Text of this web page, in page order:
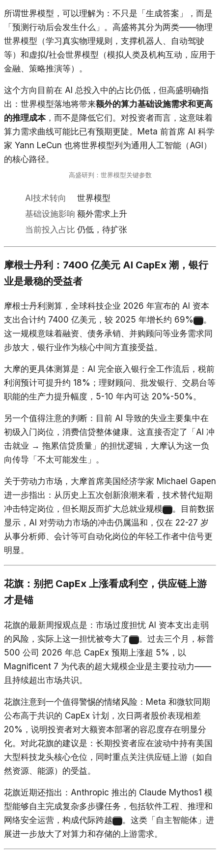
所谓世界模型，可以理解为：不只是「生成答案」，而是
「预测行动后会发生什么」。高盛将其分为两类——物理
世界模型（学习真实物理规则，支撑机器人、自动驾驶
等）和虚拟/社会世界模型（模拟人类及机构互动，应用于
金融、策略推演等）。
这个方向目前在 AI 总投入中的占比仍低，但高盛明确指
出：世界模型落地将带来额外的算力基础设施需求和更高
的推理成本，而不是降低它们。对投资者而言，这意味着
算力需求曲线可能比已有预期更陡。Meta 前首席 AI 科学
家 Yann LeCun 也将世界模型列为通用人工智能（AGI）
的核心路径。
高盛研判：世界模型关键参数
AI技术转向
世界模型
基础设施影响 额外需求上升
当前投入占比 仍低，待扩张
摩根士丹利：7400 亿美元 AI CapEx 潮，银行
业是最稳的受益者
摩根士丹利测算，全球科技企业 2026 年宣布的 AI 资本
支出合计约 7400 亿美元，较 2025 年增长约 69%
。
这一规模意味着融资、债务承销、并购顾问等业务需求同
步放大，银行业作为核心中间方直接受益。
大摩的更具体测算是：AI 完全嵌入银行全工作流后，税前
利润预计可提升约 18%；理财顾问、批发银行、交易台等
职能的生产力提升幅度，5-10 年内可达 20%-50%。
另一个值得注意的判断：目前 AI 导致的失业主要集中在
初级入门岗位，消费信贷整体健康。这直接否定了「AI 冲
击就业 → 拖累信贷质量」的担忧逻辑，大摩认为这一负
向传导「不太可能发生」。
关于劳动力市场，大摩首席美国经济学家 Michael Gapen
进一步指出：从历史上五次创新浪潮来看，技术替代短期
冲击特定岗位，但长期反而扩大总就业规模
。目前数据
显示，AI 对劳动力市场的冲击仍属温和，仅在 22-27 岁
从事分析师、会计等可自动化岗位的年轻工作者中信号更
明显。
花旗：别把 CapEx 上涨看成利空，供应链上游
才是锚
花旗的最新周报观点是：市场过度担忧 AI 资本支出走弱
的风险，实际上这一担忧被夸大了
。过去三个月，标普
500 公司 2026 年总 CapEx 预期上涨超 5%，以
Magnificent 7 为代表的超大规模企业是主要拉动力——
且持续超出市场共识。
花旗注意到一个值得警惕的情绪风险：Meta 和微软同期
公布高于共识的 CapEx 计划，次日两者股价表现相差
20%，说明投资者对大额资本部署的容忍度存在明显分
化。对此花旗的建议是：长期投资者应在波动中持有美国
大型科技龙头核心仓位，同时重点关注供应链上游（如自
然资源、能源）的受益。
花旗近期还指出：Anthropic 推出的 Claude Mythos1 模
型能够自主完成复杂多步骤任务，包括软件工程、推理和
网络安全运营，构成代际跨越
。这类「自主智能体」进
展进一步放大了对算力和存储的上游需求。